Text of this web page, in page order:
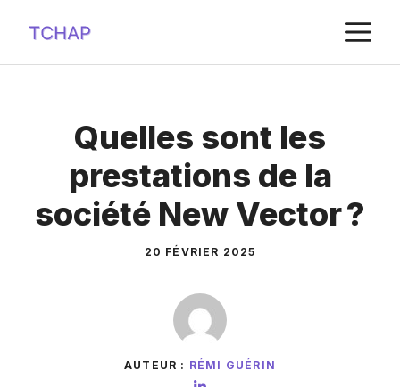
contenu
Quelles sont les
prestations de la
société New Vector ?
20 FÉVRIER 2025
AUTEUR : RÉMI GUÉRIN